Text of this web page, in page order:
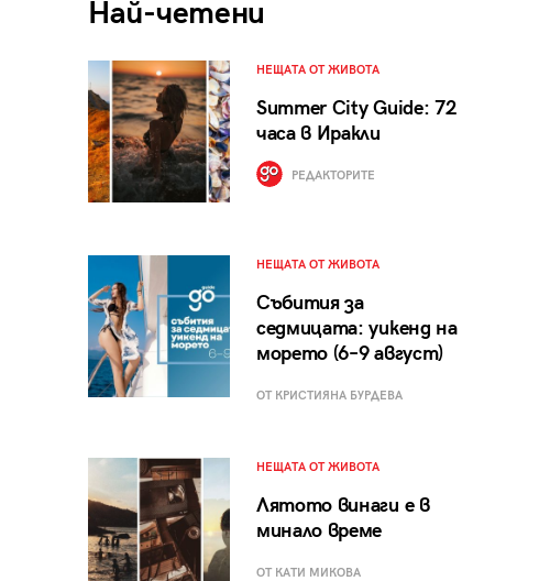
Най-четени
НЕЩАТА ОТ ЖИВОТА
Summer City Guide: 72
часа в Иракли
РЕДАКТОРИТЕ
НЕЩАТА ОТ ЖИВОТА
Събития за
седмицата: уикенд на
морето (6–9 август)
ОТ КРИСТИЯНА БУРДЕВА
НЕЩАТА ОТ ЖИВОТА
Лятото винаги е в
минало време
ОТ КАТИ МИКОВА